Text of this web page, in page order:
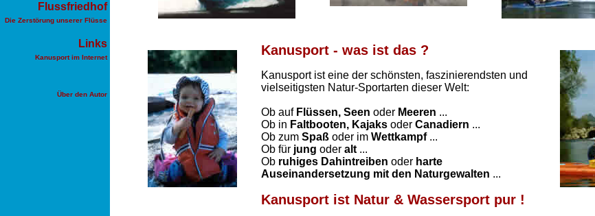
Flussfriedhof
Die Zerstörung unserer Flüsse
Links
Kanusport im Internet
Über den Autor
Kanusport - was ist das ?
Kanusport ist eine der schönsten, faszinierendsten und
vielseitigsten Natur-Sportarten dieser Welt:
Ob auf Flüssen, Seen oder Meeren ...
Ob in Faltbooten, Kajaks oder Canadiern ...
Ob zum Spaß oder im Wettkampf...
Ob für jung oder alt ...
Ob ruhiges Dahintreiben oder harte
Auseinandersetzung mit den Naturgewalten ...
Kanusport ist Natur & Wassersport pur !